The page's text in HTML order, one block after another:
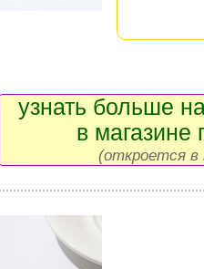
узнать больше
в магазине
(откроется в